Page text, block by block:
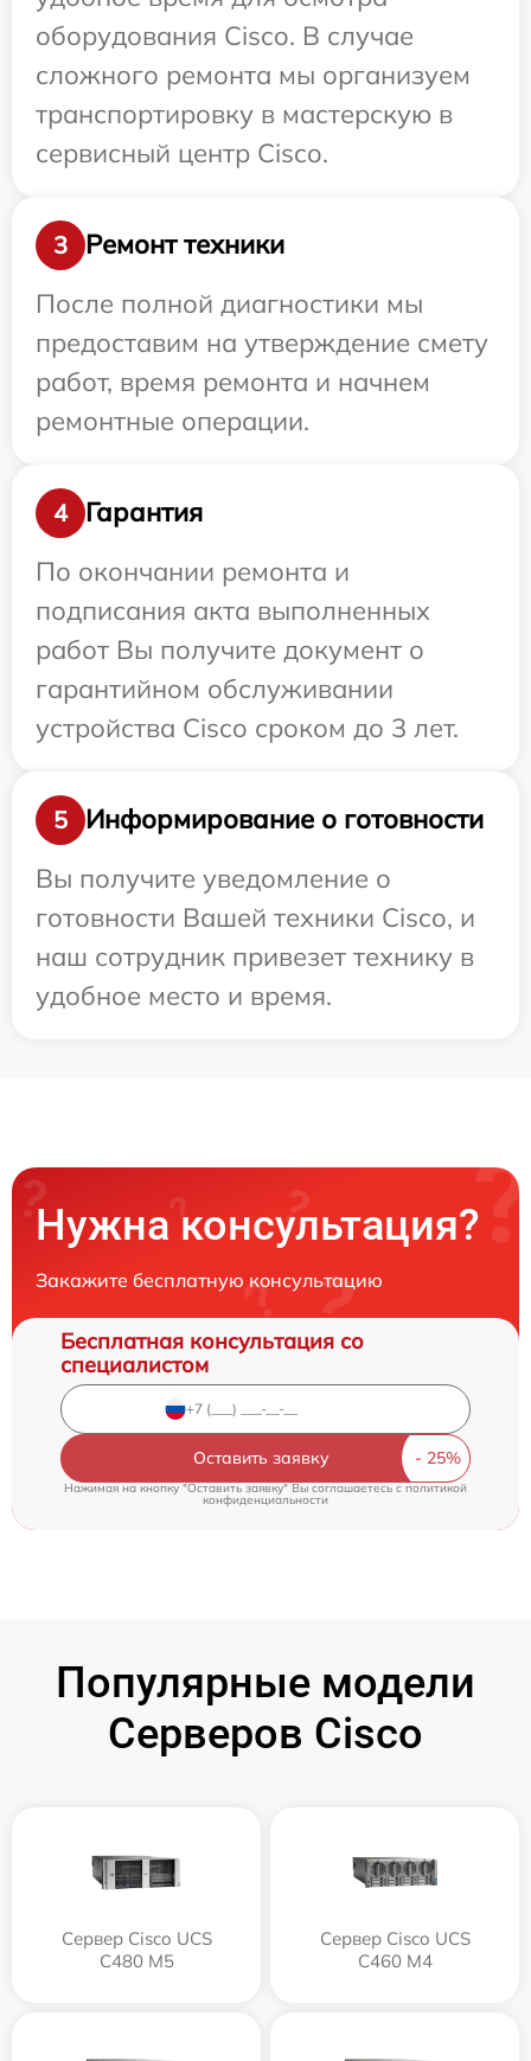
оборудования Cisco. В случае
сложного ремонта мы организуем
транспортировку в мастерскую в
сервисный центр Cisco.
3
Ремонт техники
После полной диагностики мы
предоставим на утверждение смету
работ, время ремонта и начнем
ремонтные операции.
4
Гарантия
По окончании ремонта и
подписания акта выполненных
работ Вы получите документ о
гарантийном обслуживании
устройства Cisco сроком до 3 лет.
5
Информирование о готовности
Вы получите уведомление о
готовности Вашей техники Cisco, и
наш сотрудник привезет технику в
удобное место и время.
Нужна консультация?
Закажите бесплатную консультацию
Бесплатная консультация со
специалистом
Оставить заявку
Нажимая на кнопку "Оставить заявку" Вы соглашаетесь cполитикой
конфиденциальности
Популярные модели
Серверов Cisco
Сервер Cisco UCS
C480 M5
Сервер Cisco UCS
C460 M4